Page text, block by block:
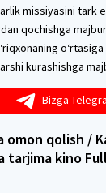
missiyasini tark
qochishga
kurashishga
Bizga
omon qolish /
tarjima kino